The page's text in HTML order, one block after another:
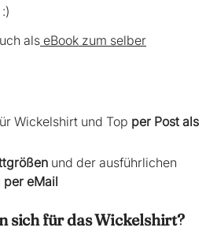
alseBook zum selber
Wickelshirt und Top per Post als
und der ausführlichen
per eMail
sich für das Wickelshirt?